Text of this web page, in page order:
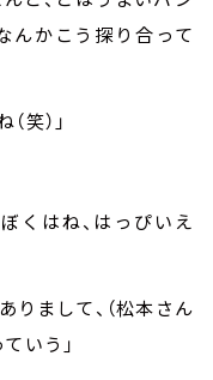
んかこう探り合って
笑）」
くはね、はっぴいえ
りまして、（松本さん
いう」